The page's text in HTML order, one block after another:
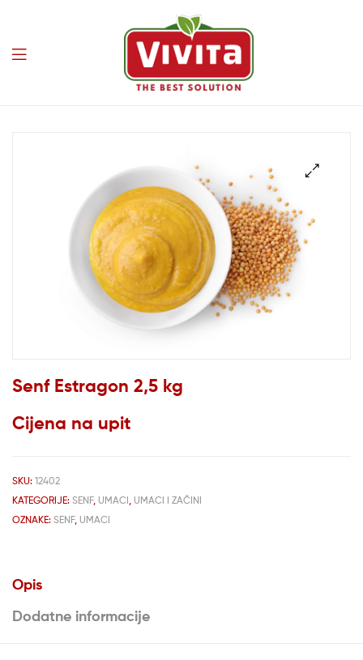
Senf Estragon 2,5 kg
Cijena na upit
SKU: 12402
KATEGORIJE: SENF, UMACI, UMACI I ZAČINI
OZNAKE: SENF, UMACI
Opis
Dodatne informacije